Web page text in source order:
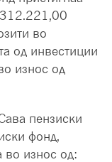
во
од инвестиции
износ од
пензиски
фонд,
во износ од: